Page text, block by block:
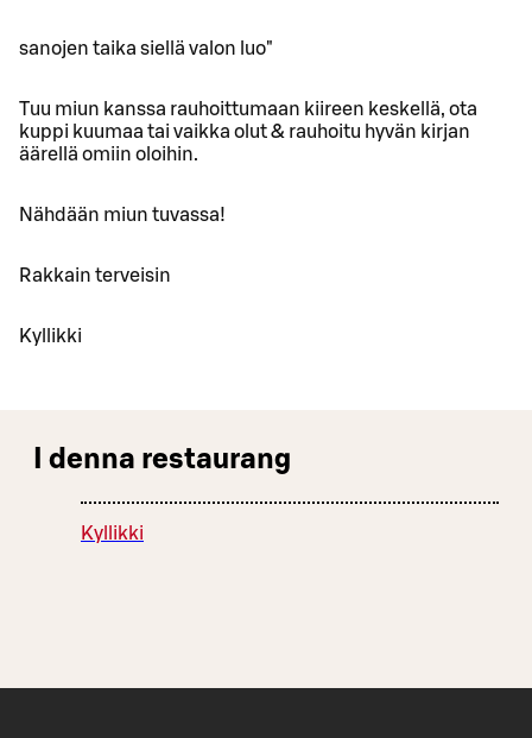
sanojen taika siellä valon luo"
Tuu miun kanssa rauhoittumaan kiireen keskellä, ota
kuppi kuumaa tai vaikka olut & rauhoitu hyvän kirjan
äärellä omiin oloihin.
Nähdään miun tuvassa!
Rakkain terveisin
Kyllikki
I denna restaurang
Kyllikki